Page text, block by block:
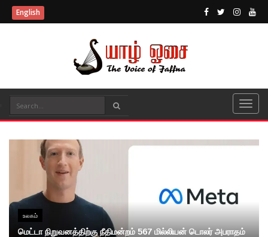
English
உலகம்
மெட்டா நிறுவனத்திற்கு நீதிமன்றம் 567 மில்லியன் டொலர் அபராதம்